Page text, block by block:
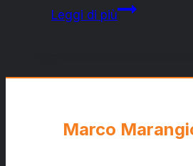
Leggi di piùToscana,
ceneri
Marco